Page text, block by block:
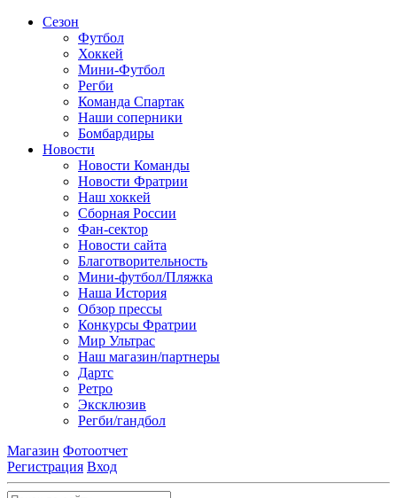
Сезон
Футбол
Хоккей
Мини-Футбол
Регби
Команда Спартак
Наши соперники
Бомбардиры
Новости
Новости Команды
Новости Фратрии
Наш хоккей
Сборная России
Фан-cектор
Новости сайта
Благотворительность
Мини-футбол/Пляжка
Наша История
Обзор прессы
Конкурсы Фратрии
Мир Ультрас
Наш магазин/партнеры
Дартс
Ретро
Эксклюзив
Регби/гандбол
Магазин Фотоотчет
Регистрация Вход